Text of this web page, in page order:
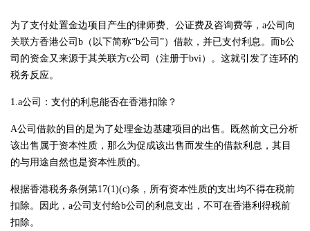
为了支付处置金边项目产生的律师费、公证费及咨询费等，a公司向
关联方香港公司b（以下简称“b公司”）借款，并已支付利息。而b公
司的资金又来源于其关联方c公司（注册于bvi）。这就引发了连环的
税务反应。
1.a公司：支付的利息能否在香港扣除？
A公司借款的目的是为了处理金边基建项目的出售。既然前文已分析
该出售属于资本性质，那么为促成该出售而发生的借款利息，其目
的与用途自然也是资本性质的。
根据香港税务条例第17(1)(c)条，所有资本性质的支出均不得在税前
扣除。因此，a公司支付给b公司的利息支出，不可在香港利得税前
扣除。